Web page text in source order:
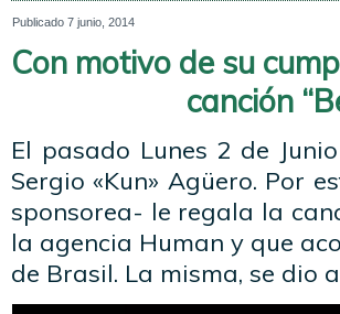
Publicado 7 junio, 2014
Con motivo de su
canción
El pasado Lunes 2 de
Sergio «Kun» Agüero. Por
sponsorea- le regala la
la agencia Human y que
de Brasil. La misma, se dio